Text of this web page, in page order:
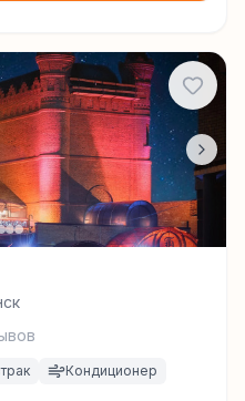
Кондиционер